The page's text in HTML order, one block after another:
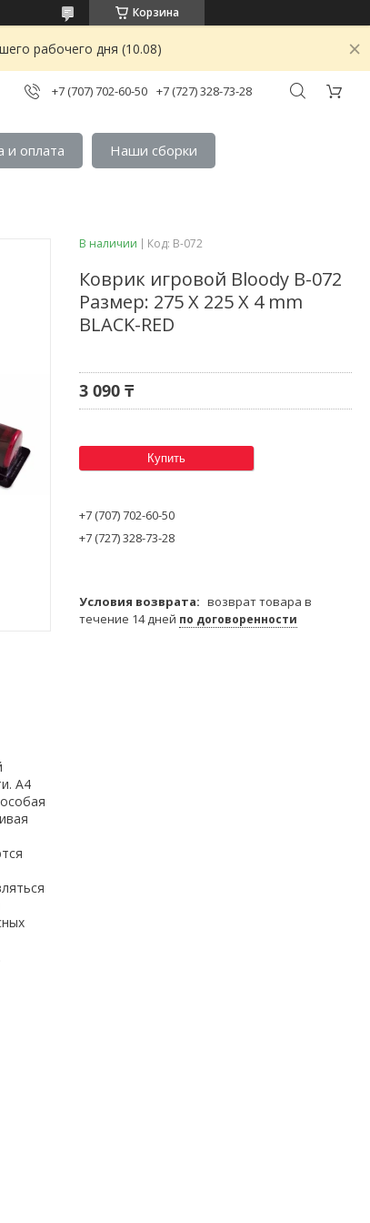
Корзина
рабочего дня (10.08)
+7 (707) 702-60-50 +7 (727) 328-73-28
и оплата Наши сборки
A4
В наличии Код: B-072
Коврик игровой Bloody B-072
Размер: 275 X 225 X 4 mm
BLACK-RED
3 090 ₸
Купить
+7 (707) 702-60-50
+7 (727) 328-73-28
возврат товара в
течение 14 дней по договоренности